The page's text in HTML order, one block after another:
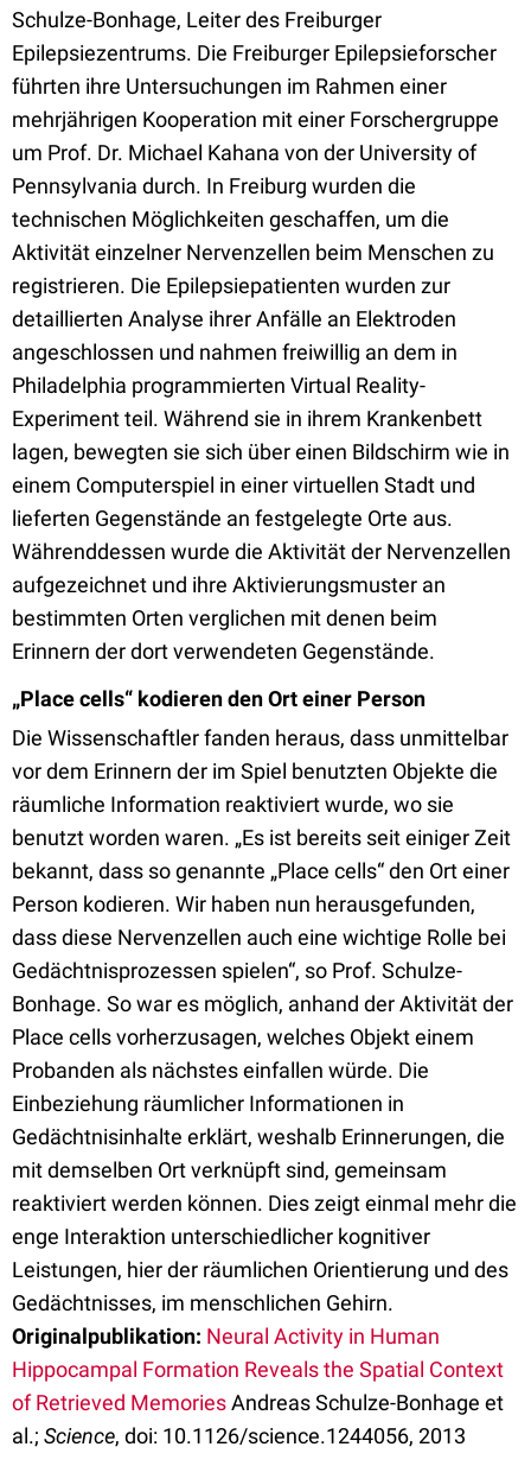
Schulze-Bonhage, Leiter des Freiburger
Epilepsiezentrums. Die Freiburger Epilepsieforscher
führten ihre Untersuchungen im Rahmen einer
mehrjährigen Kooperation mit einer Forschergruppe
um Prof. Dr. Michael Kahana von der University of
Pennsylvania durch. In Freiburg wurden die
technischen Möglichkeiten geschaffen, um die
Aktivität einzelner Nervenzellen beim Menschen zu
registrieren. Die Epilepsiepatienten wurden zur
detaillierten Analyse ihrer Anfälle an Elektroden
angeschlossen und nahmen freiwillig an dem in
Philadelphia programmierten Virtual Reality-
Experiment teil. Während sie in ihrem Krankenbett
lagen, bewegten sie sich über einen Bildschirm wie in
einem Computerspiel in einer virtuellen Stadt und
lieferten Gegenstände an festgelegte Orte aus.
Währenddessen wurde die Aktivität der Nervenzellen
aufgezeichnet und ihre Aktivierungsmuster an
bestimmten Orten verglichen mit denen beim
Erinnern der dort verwendeten Gegenstände.
„Place cells“ kodieren den Ort einer Person
Die Wissenschaftler fanden heraus, dass unmittelbar
vor dem Erinnern der im Spiel benutzten Objekte die
räumliche Information reaktiviert wurde, wo sie
benutzt worden waren. „Es ist bereits seit einiger Zeit
bekannt, dass so genannte „Place cells“ den Ort einer
Person kodieren. Wir haben nun herausgefunden,
dass diese Nervenzellen auch eine wichtige Rolle bei
Gedächtnisprozessen spielen“, so Prof. Schulze-
Bonhage. So war es möglich, anhand der Aktivität der
Place cells vorherzusagen, welches Objekt einem
Probanden als nächstes einfallen würde. Die
Einbeziehung räumlicher Informationen in
Gedächtnisinhalte erklärt, weshalb Erinnerungen, die
mit demselben Ort verknüpft sind, gemeinsam
reaktiviert werden können. Dies zeigt einmal mehr die
enge Interaktion unterschiedlicher kognitiver
Leistungen, hier der räumlichen Orientierung und des
Gedächtnisses, im menschlichen Gehirn.
Originalpublikation: Neural Activity in Human
Hippocampal Formation Reveals the Spatial Context
of Retrieved MemoriesAndreas Schulze-Bonhage et
al.; Science, doi: 10.1126/science.1244056, 2013